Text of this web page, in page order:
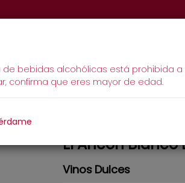
de bebidas alcohólicas está prohibida a
confirma que eres mayor de edad.
NAVIGATION
El Ancón Blanco
Vinos Dulces